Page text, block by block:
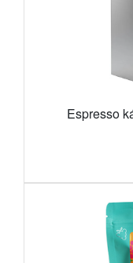
Espresso